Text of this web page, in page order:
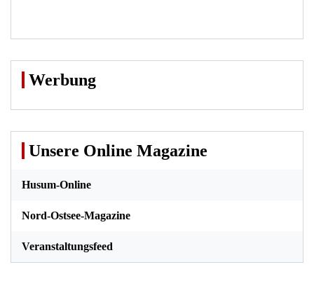
Werbung
Unsere Online Magazine
Husum-Online
Nord-Ostsee-Magazine
Veranstaltungsfeed